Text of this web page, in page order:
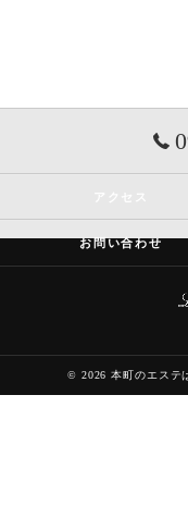
お問い合わせ
© 2026 本町のエステ